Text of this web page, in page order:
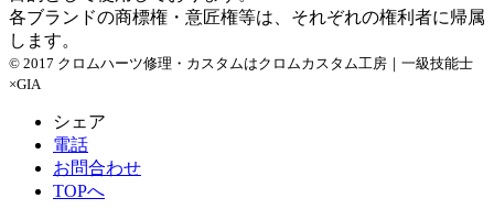
各ブランドの商標権・意匠権等は、それぞれの権利者に帰属
します。
© 2017 クロムハーツ修理・カスタムはクロムカスタム工房｜一級技能士
×GIA
シェア
電話
お問合わせ
TOPへ